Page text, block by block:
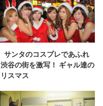
サンタのコスプレであふれ
谷の街を激写！ ギャル達の
スマス